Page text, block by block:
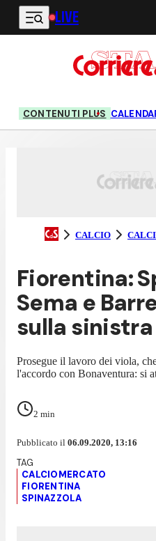
Vai al contenuto principale
LIVE
CONTENUTI PLUS
CALCIO
Fiorentina:
Sema e
sulla sinistra
Prosegue il lavoro dei viola,
l'accordo con Bonaventura: si
2 min
Pubblicato il 06.09.2020, 13:16
CALCIOMERCATO
FIORENTINA
SPINAZZOLA